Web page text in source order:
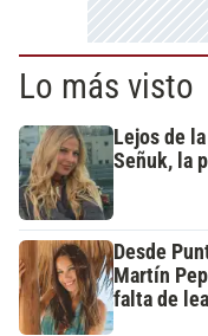
Lo más visto
Lejos de
Señuk, la
Desde
Martín
falta de